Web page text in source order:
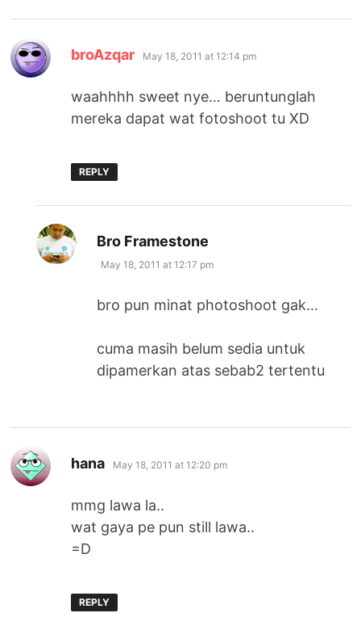
broAzqar says:
May 18, 2011 at 12:14 pm
waahhhh sweet nye… beruntunglah
mereka dapat wat fotoshoot tu XD
REPLY
Bro Framestone
May 18, 2011 at 12:17 pm
bro pun minat photoshoot gak…
cuma masih belum sedia untuk
dipamerkan atas sebab2 tertentu
hana says:
May 18, 2011 at 12:20 pm
mmg lawa la..
wat gaya pe pun still lawa..
=D
REPLY